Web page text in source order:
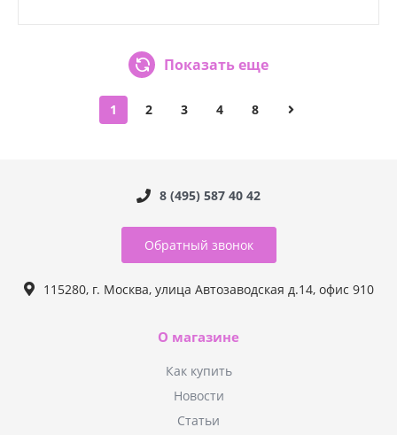
Показать еще
1 2 3 4 8
8 (495) 587 40 42
Обратный звонок
115280, г. Москва, улица Автозаводская д.14, офис 910
О магазине
Как купить
Новости
Статьи